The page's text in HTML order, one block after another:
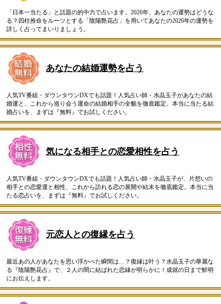
「日本一当たる」と話題の的中力で占います。2026年、あなたの運勢はどうな
る？四柱推命をルーツとする「陰陽艶花占」を用いてあなたの2026年の運勢を
詳しく占ってまいりましょう。
あなたの結婚運勢を占う
人気TV番組・ダウンタウンDXでも話題！人気占い師・水晶玉子があなたの結
婚運と、これから巡り会う運命の結婚相手の全貌を徹底鑑定。本当に当たる結
婚占いを、まずは『無料』でお試しください。
気になる相手との恋愛相性を占う
人気TV番組・ダウンタウンDXでも話題！人気占い師・水晶玉子が、片想いの
相手との恋愛運と相性、これから訪れる恋の展開や結末を徹底鑑定。本当に当
たる恋占いを、まずは『無料』でお試しください。
元恋人との復縁を占う
最近あの人があなたを思い浮かべた瞬間は…？復縁は叶う？水晶玉子の華麗な
る『陰陽艶花占』で、２人の間に結ばれた恋縁が明らかに！成就の日まで鮮明
にお伝えします。